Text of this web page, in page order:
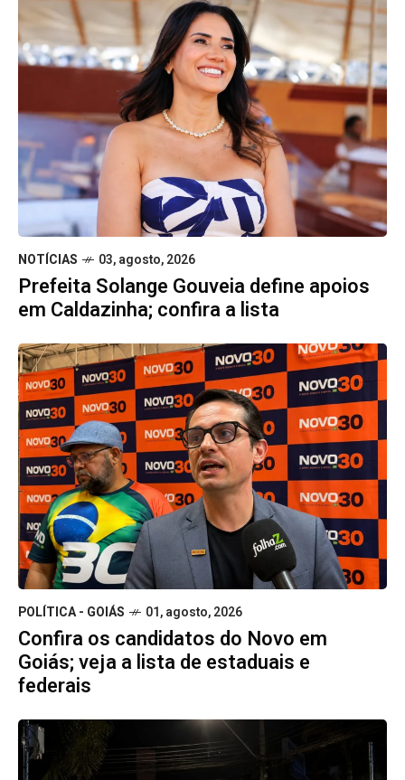
NOTÍCIAS 03, agosto, 2026
Prefeita Solange Gouveia define apoios
em Caldazinha; confira a lista
POLÍTICA - GOIÁS 01, agosto, 2026
Confira os candidatos do Novo em
Goiás; veja a lista de estaduais e
federais